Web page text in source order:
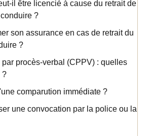
il être licencié à cause du retrait de
?
son assurance en cas de retrait du
?
procès-verbal (CPPV) : quelles
?
comparution immédiate ?
une convocation par la police ou la